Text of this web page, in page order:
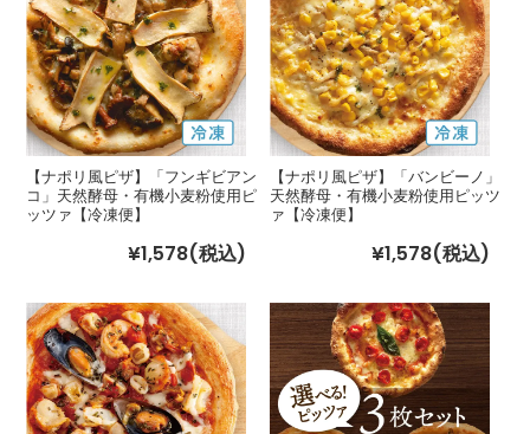
【ナポリ風ピザ】「フンギビアン
コ」天然酵母・有機小麦粉使用ピ
ッツァ【冷凍便】
¥1,578(税込)
【ナポリ風ピザ】「バンビーノ」
天然酵母・有機小麦粉使用ピッツ
ァ【冷凍便】
¥1,578(税込)